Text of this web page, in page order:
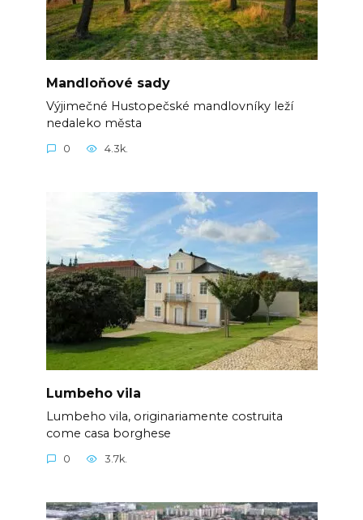
Mandloňové sady
Výjimečné Hustopečské mandlovníky leží
nedaleko města
0 4.3k.
Lumbeho vila
Lumbeho vila, originariamente costruita
come casa borghese
0 3.7k.